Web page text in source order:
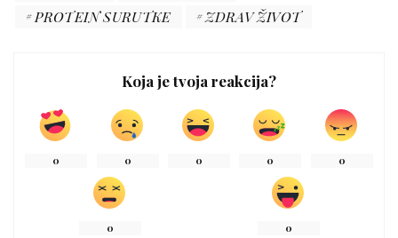
PROTEIN SURUTKE
ZDRAV ŽIVOT
Koja je tvoja reakcija?
0 0 0 0 0
0 0